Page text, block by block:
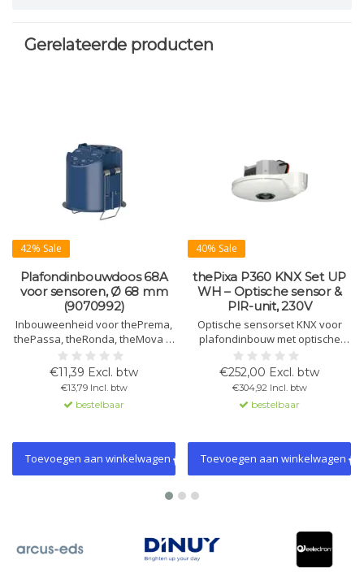
Gerelateerde producten
42% Sale
Plafondinbouwdoos 68A
voor sensoren, Ø 68 mm
(9070992)
Inbouweenheid voor thePrema,
thePassa, theRonda, theMova P,
PresenceLight 360, compact
office, passage en passimo. Met
trekontlasting en
aanrakingsbeveiliging. Ø 67,5
mm.
€11,39 Excl. btw
€13,79 Incl. btw
bestelbaar
Toevoegen aan winkelwagen
40% Sale
thePixa P360 KNX Set UP
WH – Optische sensor &
PIR-unit, 230V
Optische sensorset KNX voor
plafondinbouw met optische
sensor en PIR-unit. Rechthoekig
detectiebereik, licht- en
aanwezigheidsregeling,
temperatuursensor.
€252,00 Excl. btw
€304,92 Incl. btw
bestelbaar
Toevoegen aan winkelwagen